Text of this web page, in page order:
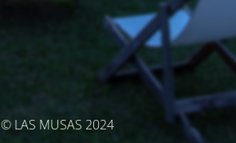
© LAS MUSAS 2024